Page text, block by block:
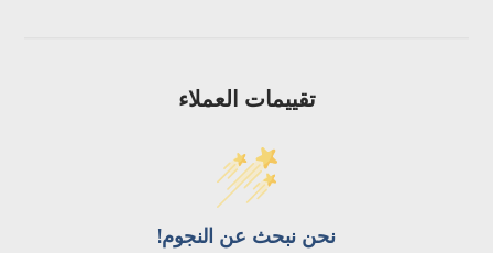
تقييمات العملاء
نحن نبحث عن النجوم!